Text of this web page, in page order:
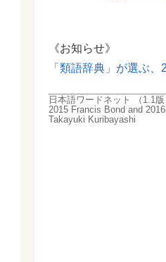
《お知らせ》
「類語辞典」が選ぶ
日本語ワードネット （1.1
2015 Francis Bond and
Takayuki Kuribayashi